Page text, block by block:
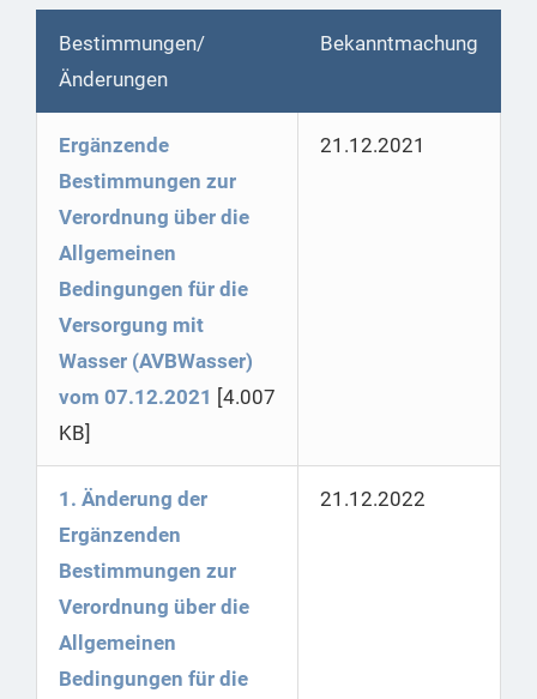
Bestimmungen/
Änderungen
Bekanntmachung
Ergänzende
Bestimmungen zur
Verordnung über die
Allgemeinen
Bedingungen für die
Versorgung mit
Wasser (AVBWasser)
vom 07.12.2021 [4.007
KB]
21.12.2021
1. Änderung der
Ergänzenden
Bestimmungen zur
Verordnung über die
Allgemeinen
Bedingungen für die
21.12.2022